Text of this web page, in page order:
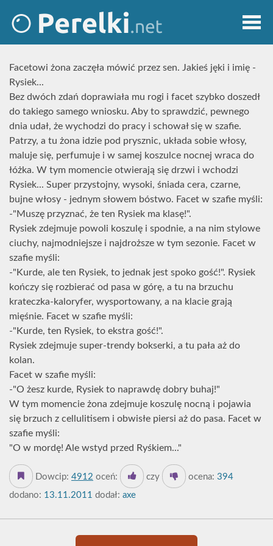
Facetowi żona zaczęła mówić przez sen. Jakieś jęki i imię -
Rysiek...
Bez dwóch zdań doprawiała mu rogi i facet szybko doszedł
do takiego samego wniosku. Aby to sprawdzić, pewnego
dnia udał, że wychodzi do pracy i schował się w szafie.
Patrzy, a tu żona idzie pod prysznic, układa sobie włosy,
maluje się, perfumuje i w samej koszulce nocnej wraca do
łóżka. W tym momencie otwierają się drzwi i wchodzi
Rysiek... Super przystojny, wysoki, śniada cera, czarne,
bujne włosy - jednym słowem bóstwo. Facet w szafie myśli:
-"Muszę przyznać, że ten Rysiek ma klasę!".
Rysiek zdejmuje powoli koszulę i spodnie, a na nim stylowe
ciuchy, najmodniejsze i najdroższe w tym sezonie. Facet w
szafie myśli:
-"Kurde, ale ten Rysiek, to jednak jest spoko gość!". Rysiek
kończy się rozbierać od pasa w górę, a tu na brzuchu
krateczka-kaloryfer, wysportowany, a na klacie grają
mięśnie. Facet w szafie myśli:
-"Kurde, ten Rysiek, to ekstra gość!".
Rysiek zdejmuje super-trendy bokserki, a tu pała aż do
kolan.
Facet w szafie myśli:
-"O żesz kurde, Rysiek to naprawdę dobry buhaj!"
W tym momencie żona zdejmuje koszulę nocną i pojawia
się brzuch z cellulitisem i obwisłe piersi aż do pasa. Facet w
szafie myśli:
"O w mordę! Ale wstyd przed Ryśkiem..."
Dowcip: 4912 oceń: czy ocena: 394
dodano: 13.11.2011 dodał: axe